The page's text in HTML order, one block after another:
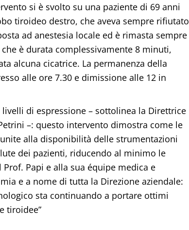
si è svolto su una paziente di 69 anni
tiroideo destro, che aveva sempre rifiutato
ad anestesia locale ed è rimasta sempre
è durata complessivamente 8 minuti,
alcuna cicatrice. La permanenza della
alle ore 7.30 e dimissione alle 12 in
di espressione – sottolinea la Direttrice
–: questo intervento dimostra come le
alla disponibilità delle strumentazioni
dei pazienti, riducendo al minimo le
Prof. Papi e alla sua équipe medica e
e a nome di tutta la Direzione aziendale:
sta continuando a portare ottimi
tiroidee”